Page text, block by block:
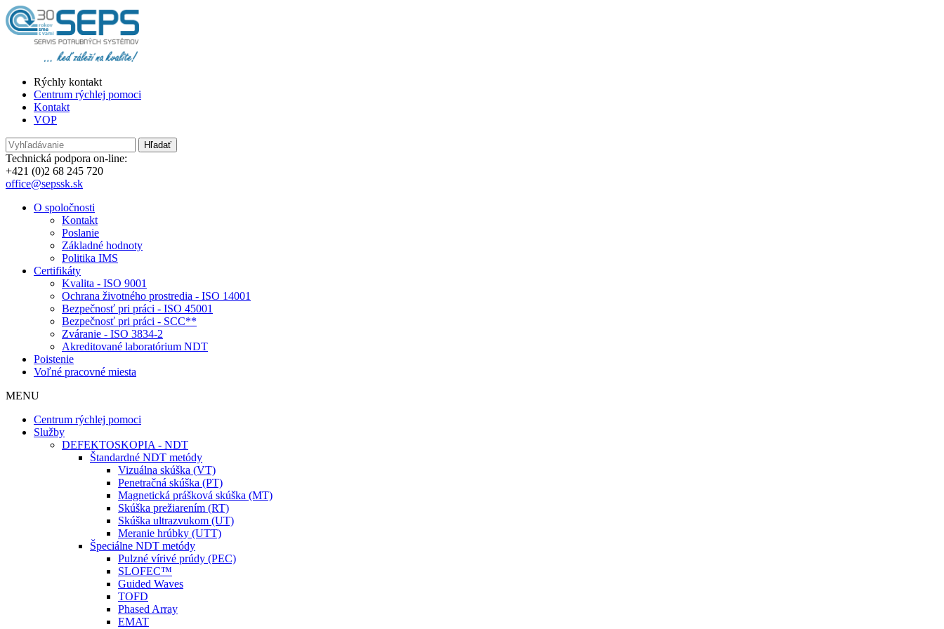
Rýchly kontakt
Centrum rýchlej pomoci
Kontakt
VOP
Technická podpora on-line:
+421 (0)2 68 245 720
office@sepssk.sk
O spoločnosti
Kontakt
Poslanie
Základné hodnoty
Politika IMS
Certifikáty
Kvalita - ISO 9001
Ochrana životného prostredia - ISO 14001
Bezpečnosť pri práci - ISO 45001
Bezpečnosť pri práci - SCC**
Zváranie - ISO 3834-2
Akreditované laboratórium NDT
Poistenie
Voľné pracovné miesta
MENU
Centrum rýchlej pomoci
Služby
DEFEKTOSKOPIA - NDT
Štandardné NDT metódy
Vizuálna skúška (VT)
Penetračná skúška (PT)
Magnetická prášková skúška (MT)
Skúška prežiarením (RT)
Skúška ultrazvukom (UT)
Meranie hrúbky (UTT)
Špeciálne NDT metódy
Pulzné vírivé prúdy (PEC)
SLOFEC™
Guided Waves
TOFD
Phased Array
EMAT